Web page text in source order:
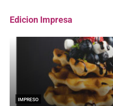
Edicion Impresa
IMPRESO